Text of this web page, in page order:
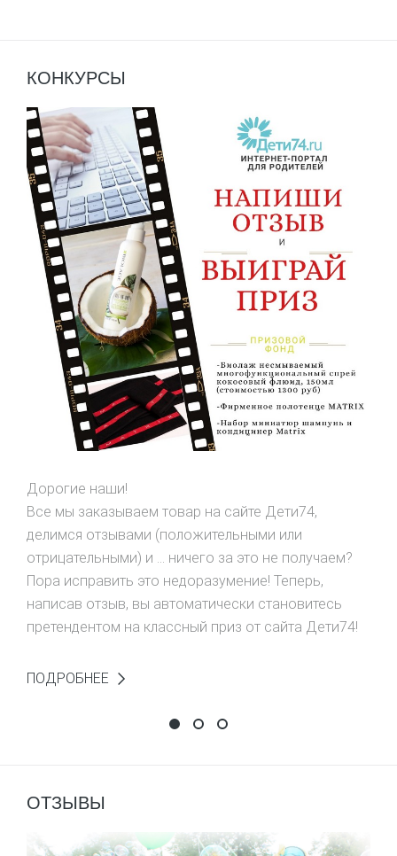
КОНКУРСЫ
Дорогие наши!
Все мы заказываем товар на сайте Дети74,
делимся отзывами (положительными или
отрицательными) и ... ничего за это не получаем?
Пора исправить это недоразумение! Теперь,
написав отзыв, вы автоматически становитесь
претендентом на классный приз от сайта Дети74!
ПОДРОБНЕЕ
НАПИШИ ОТЗЫВ - ВЫИГРАЙ
Выиграй домик-ночник!
Фотоконкурс "Живу как
ОТЗЫВЫ